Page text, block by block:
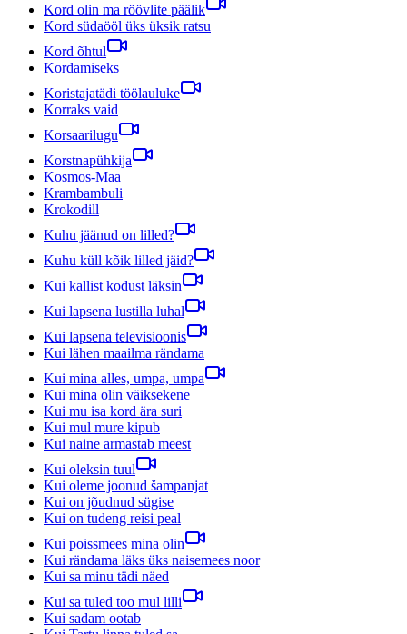
Kord olin ma röövlite päälik
Kord südaööl üks üksik ratsu
Kord õhtul
Kordamiseks
Koristajatädi töölauluke
Korraks vaid
Korsaarilugu
Korstnapühkija
Kosmos-Maa
Krambambuli
Krokodill
Kuhu jäänud on lilled?
Kuhu küll kõik lilled jäid?
Kui kallist kodust läksin
Kui lapsena lustilla luhal
Kui lapsena televisioonis
Kui lähen maailma rändama
Kui mina alles, umpa, umpa
Kui mina olin väiksekene
Kui mu isa kord ära suri
Kui mul mure kipub
Kui naine armastab meest
Kui oleksin tuul
Kui oleme joonud šampanjat
Kui on jõudnud sügise
Kui on tudeng reisi peal
Kui poissmees mina olin
Kui rändama läks üks naisemees noor
Kui sa minu tädi näed
Kui sa tuled too mul lilli
Kui sadam ootab